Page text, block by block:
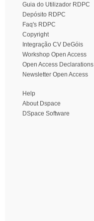
Guia do Utilizador RDPC
Depósito RDPC
Faq's RDPC
Copyright
Integração CV DeGóis
Workshop Open Access
Open Access Declarations
Newsletter Open Access
Help
About Dspace
DSpace Software